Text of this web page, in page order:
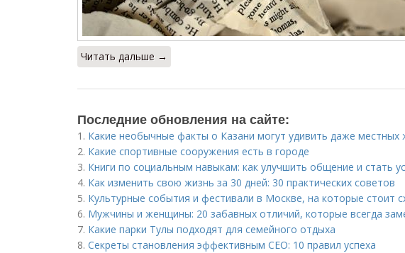
Читать дальше →
Последние обновления на сайте:
1. Какие необычные факты о Казани могут удивить даже местных
2. Какие спортивные сооружения есть в городе
3. Книги по социальным навыкам: как улучшить общение и стать
4. Как изменить свою жизнь за 30 дней: 30 практических советов
5. Культурные события и фестивали в Москве, на которые стоит
6. Мужчины и женщины: 20 забавных отличий, которые всегда
7. Какие парки Тулы подходят для семейного отдыха
8. Секреты становления эффективным CEO: 10 правил успеха